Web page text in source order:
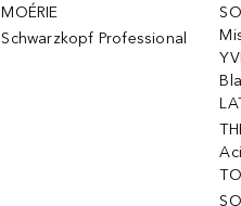
MOÉRIE
Schwarzkopf Professional